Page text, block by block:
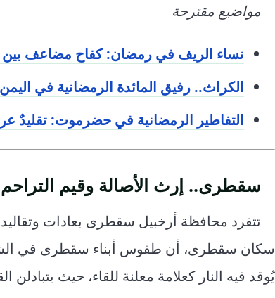
مواضيع مقترحة
نساء الريف في رمضان: كفاح مضاعف بين
الكراث.. رفيق المائدة الرمضانية في اليمن
التفاطير الرمضانية في حضرموت: تقليدٌ
سقطرى.. إرث الأصالة وقيم التراحم
تتفرد محافظة أرخبيل سقطرى بعادات
سكان سقطرى، أن طقوس أبناء سقطرى في الشهر
يُوقد فيه النار كعلامة معلنة للقاء، حيث